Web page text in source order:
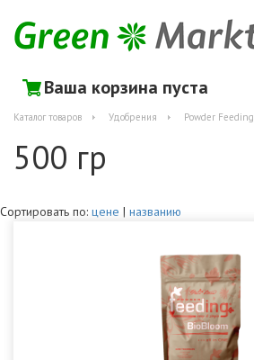
Ваша корзина пуста
Каталог товаров Удобрения Powder Feeding
500 гр
Сортировать по: цене | названию